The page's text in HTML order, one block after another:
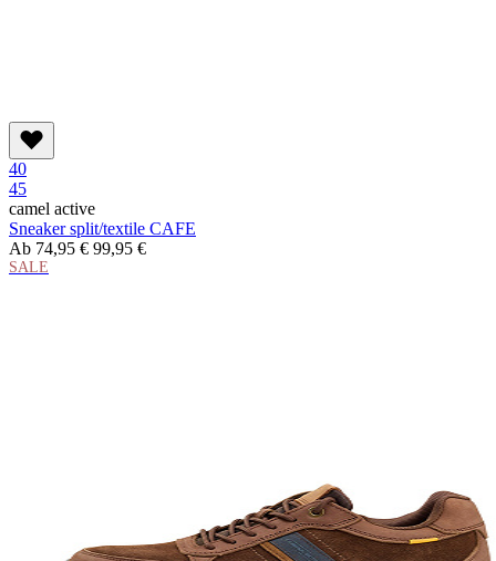
40
45
camel active
Sneaker split/textile CAFE
Ab 74,95 € 99,95 €
SALE